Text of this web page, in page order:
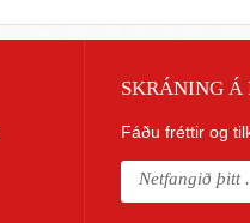
SKRÁNING Á
Fáðu fréttir og